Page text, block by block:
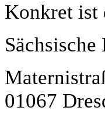
Konkret ist
01067